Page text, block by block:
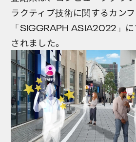
ラクティブ技術に関するカン
「SIGGRAPH ASIA2022」
されました。